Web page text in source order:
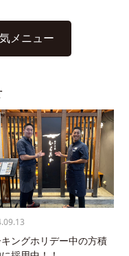
メニュー
キングホリデー中の方積